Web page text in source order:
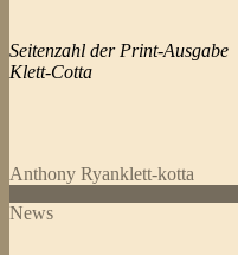
Klett-Cotta
Anthony Ryanklett-kotta
News